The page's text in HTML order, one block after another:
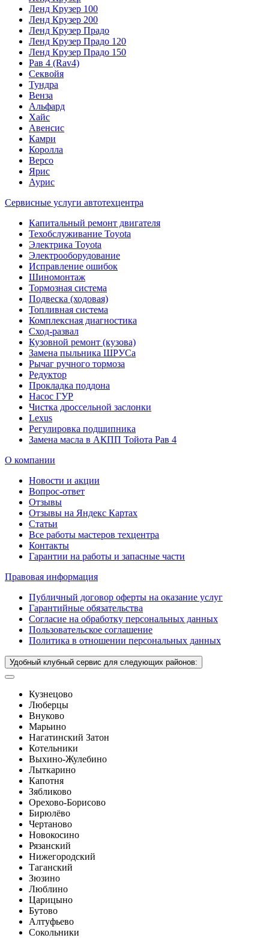
Ленд Крузер 100
Ленд Крузер 200
Ленд Крузер Прадо
Ленд Крузер Прадо 120
Ленд Крузер Прадо 150
Рав 4 (Rav4)
Секвойя
Тундра
Венза
Альфард
Хайс
Авенсис
Камри
Королла
Версо
Ярис
Аурис
Сервисные услуги автотехцентра
Капитальный ремонт двигателя
Техобслуживание Toyota
Электрика Toyota
Электрооборудование
Исправление ошибок
Шиномонтаж
Тормозная система
Подвеска (ходовая)
Топливная система
Комплексная диагностика
Сход-развал
Кузовной ремонт (кузова)
Замена пыльника ШРУСа
Рычаг ручного тормоза
Редуктор
Прокладка поддона
Насос ГУР
Чистка дроссельной заслонки
Lexus
Регулировка подшипника
Замена масла в АКПП Тойота Рав 4
О компании
Новости и акции
Вопрос-ответ
Отзывы
Отзывы на Яндекс Картах
Статьи
Все работы мастеров техцентра
Контакты
Гарантии на работы и запасные части
Правовая информация
Публичный договор оферты на оказание услуг
Гарантийные обязательства
Согласие на обработку персональных данных
Пользовательское соглашение
Политика в отношении персональных данных
Удобный клубный сервис для следующих районов:
Кузнецово
Люберцы
Внуково
Марьино
Нагатинский Затон
Котельники
Выхино-Жулебино
Лыткарино
Капотня
Зябликово
Орехово-Борисово
Бирюлёво
Чертаново
Новокосино
Рязанский
Нижегородский
Таганский
Зюзино
Люблино
Царицыно
Бутово
Алтуфьево
Сокольники